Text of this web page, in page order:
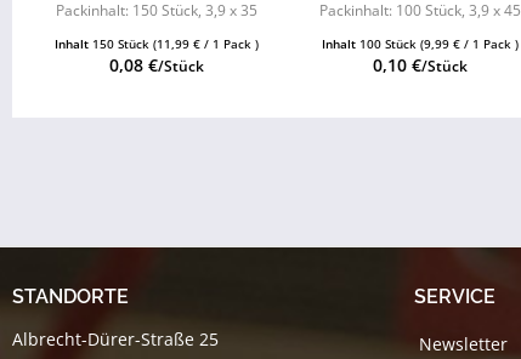
Packinhalt: 150 Stück, 3,9 x 35
H2, Nadelspitze
Inhalt 150 Stück(11,99 € / 1 Pack )
0,08 €/Stück
Packinhalt: 100 Stück, 3,9 x 45
H2, Nadelspitze
Inhalt 100 Stück(9,99 € / 1 Pack )
0,10 €/Stück
STANDORTE
Albrecht-Dürer-Straße 25
SERVICE
Newsletter